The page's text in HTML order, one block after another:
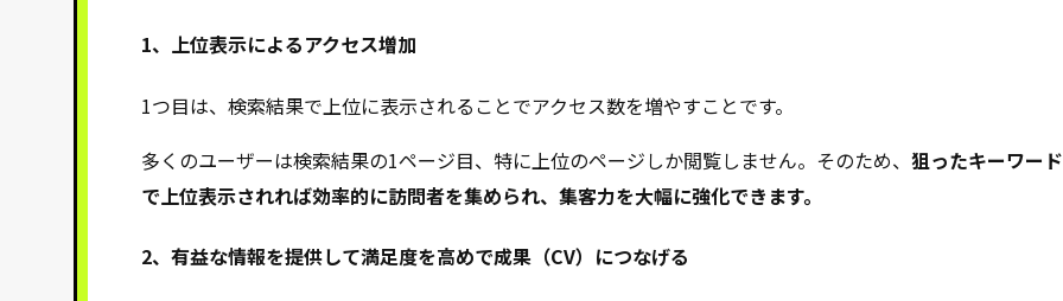
1、上位表示によるアクセス増加
1つ目は、検索結果で上位に表示されることでアクセス数を増やすことです。
多くのユーザーは検索結果の1ページ目、特に上位のページしか閲覧しません。そのため、 狙ったキーワード
で上位表示されれば効率的に訪問者を集められ、集客力を大幅に強化できます。
2、有益な情報を提供して満足度を高めで成果（CV）につなげる